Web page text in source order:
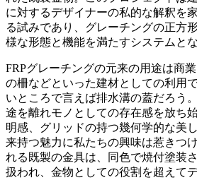
に対するデザイナーの私的な解釈を
る試みであり、グレーチングの正方
様な形態と機能を満たすシステムとな
FRPグレーチングの元来の用途は商
の柵などといった建材としての利用
いところで言えば排水溝の蓋だろう
途を離れモノとしての存在感を放ち
明感、グリッドの持つ幾何学的な美
来持つ魅力に私たちの興味は惹きつ
れる既製の金具は、同色で焼付塗装
扱われ、金物としての役割を超えて